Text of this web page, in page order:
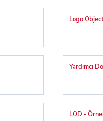
Logo
Yardımcı
LOD -